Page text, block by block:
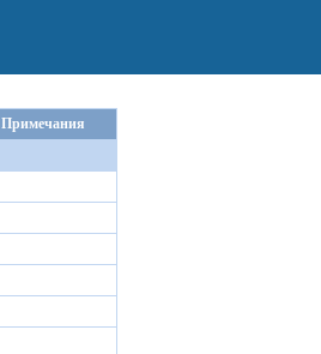
Примечания